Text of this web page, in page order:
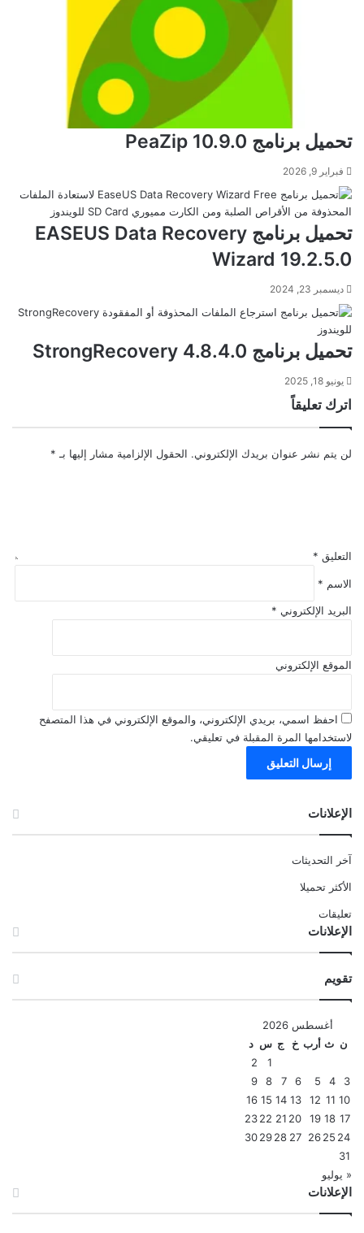
تحميل برنامج PeaZip 10.9.0
فبراير 9, 2026
تحميل برنامج EASEUS Data Recovery
Wizard 19.2.5.0
ديسمبر 23, 2024
تحميل برنامج StrongRecovery 4.8.4.0
يونيو 18, 2025
اترك تعليقاً
لن يتم نشر عنوان بريدك الإلكتروني. الحقول الإلزامية مشار إليها بـ *
التعليق *
الاسم *
البريد الإلكتروني *
الموقع الإلكتروني
احفظ اسمي، بريدي الإلكتروني، والموقع الإلكتروني في هذا المتصفح
لاستخدامها المرة المقبلة في تعليقي.
الإعلانات
آخر التحديثات
الأكثر تحميلا
تعليقات
الإعلانات
تقويم
أغسطس 2026
ن ث أرب خ ج س د
1
2
3
4
5
6
7
8
9
10
11
12
13
14
15
16
17
18
19
20
21
22
23
24
25
26
27
28
29
30
31
« يوليو
الإعلانات